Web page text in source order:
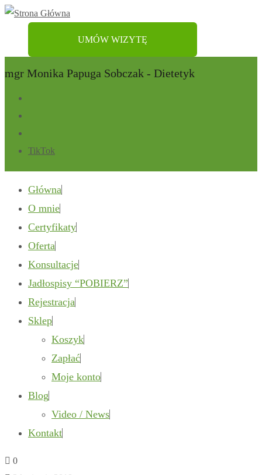
UMÓW WIZYTĘ
mgr Monika Papuga Sobczak - Dietetyk
TikTok
Główna
O mnie
Certyfikaty
Oferta
Konsultacje
Jadłospisy “POBIERZ”
Rejestracja
Sklep
Koszyk
Zapłać
Moje konto
Blog
Video / News
Kontakt
0